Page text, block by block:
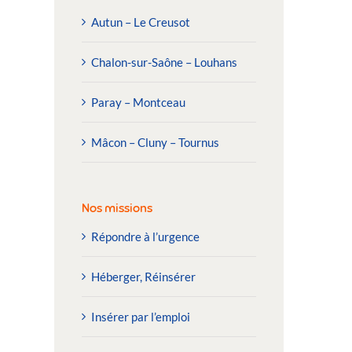
Autun – Le Creusot
Chalon-sur-Saône – Louhans
Paray – Montceau
Mâcon – Cluny – Tournus
Nos missions
Répondre à l’urgence
Héberger, Réinsérer
Insérer par l’emploi